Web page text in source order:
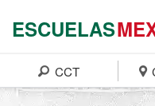
ESCUELAS
CCT